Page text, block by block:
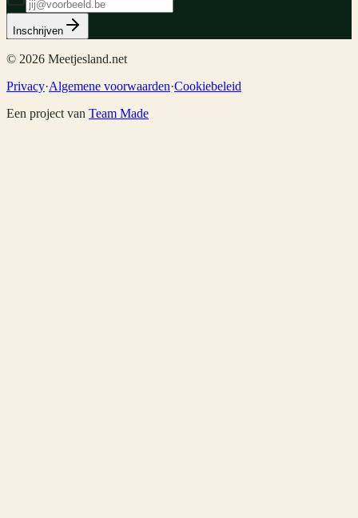
Inschrijven
© 2026 Meetjesland.net
Privacy·Algemene voorwaarden·Cookiebeleid
Een project van Team Made